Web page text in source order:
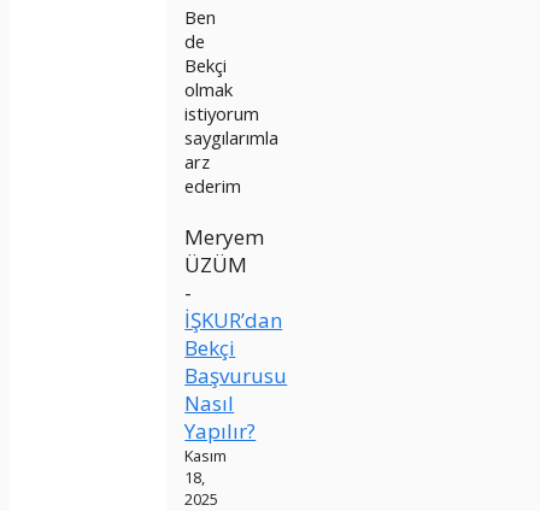
Ben
de
Bekçi
olmak
istiyorum
saygılarımla
arz
ederim
Meryem
ÜZÜM
-
İŞKUR’dan
Bekçi
Başvurusu
Nasıl
Yapılır?
Kasım
18,
2025